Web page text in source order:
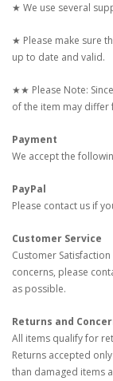
★ We use several
★ Please make sure
up to date and valid.
★★ Please Note:
of the item may differ
Payment
We accept the
PayPal
Please contact us if
Customer Service
Customer
concerns, please
as possible.
Returns and
All items qualify for
Returns accepted
than damaged items